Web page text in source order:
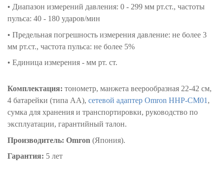
• Диапазон измерений давления: 0 - 299 мм рт.ст., частоты
пульса: 40 - 180 ударов/мин
• Предельная погрешность измерения давление: не более 3
мм рт.ст., частота пульса: не более 5%
• Единица измерения - мм рт. ст.
Комплектация: тонометр, манжета веерообразная 22-42 см,
4 батарейки (типа АА), сетевой адаптер Omron HHP-СМ01 ,
сумка для хранения и транспортировки, руководство по
эксплуатации, гарантийный талон.
Производитель: Omron (Япония).
Гарантия: 5 лет